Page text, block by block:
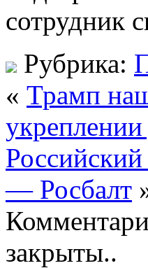
сотрудник
Рубрика:
« Трамп
— Росбалт
закрыты..